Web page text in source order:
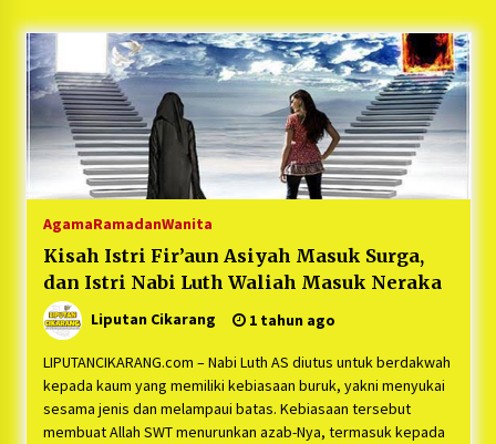
5 bulan ago
PNM Hadir dalam Setiap Langkah Dikha, Penari
Aura Farming yang Viral Ternyata Anak
Nasabah PNM Mekaar
1 tahun ago
Duh Kacau Banget, Karena Kecewa Tak Dapat
Fasilitas yang Sesuai, Para Peserta Retret
Sebelum Waktunya
1 tahun ago
Kartini Penggerak Lingkungan dari Sampah
1 tahun ago
PNM Berangkatkan Ratusan Peserta : Mudik
Aman Sampai Tujuan BUMN 2025
1 tahun ago
AgamaRamadanWanita
Kisah Istri Fir’aun Asiyah Masuk Surga,
dan Istri Nabi Luth Waliah Masuk Neraka
Liputan Cikarang 1 tahun ago
LIPUTANCIKARANG.com – Nabi Luth AS diutus untuk berdakwah
kepada kaum yang memiliki kebiasaan buruk, yakni menyukai
sesama jenis dan melampaui batas. Kebiasaan tersebut
membuat Allah SWT menurunkan azab-Nya, termasuk kepada